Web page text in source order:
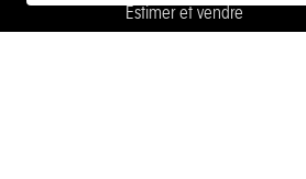
Estimer et vendre